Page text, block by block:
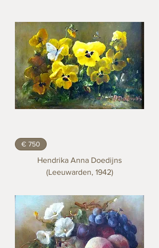
€ 750
Hendrika Anna Doedijns
(Leeuwarden, 1942)